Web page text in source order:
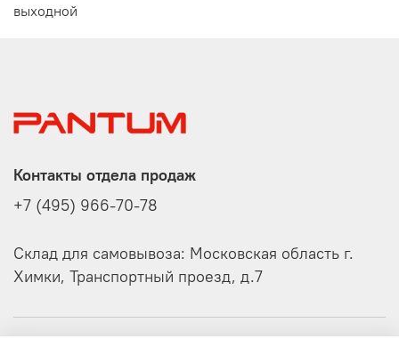
выходной
Контакты отдела продаж
+7 (495) 966-70-78
Склад для самовывоза: Московская область г.
Химки, Транспортный проезд, д.7